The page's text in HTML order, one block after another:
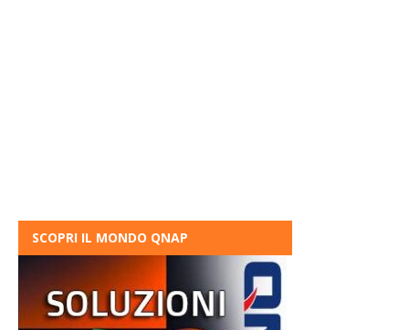
SCOPRI IL MONDO QNAP